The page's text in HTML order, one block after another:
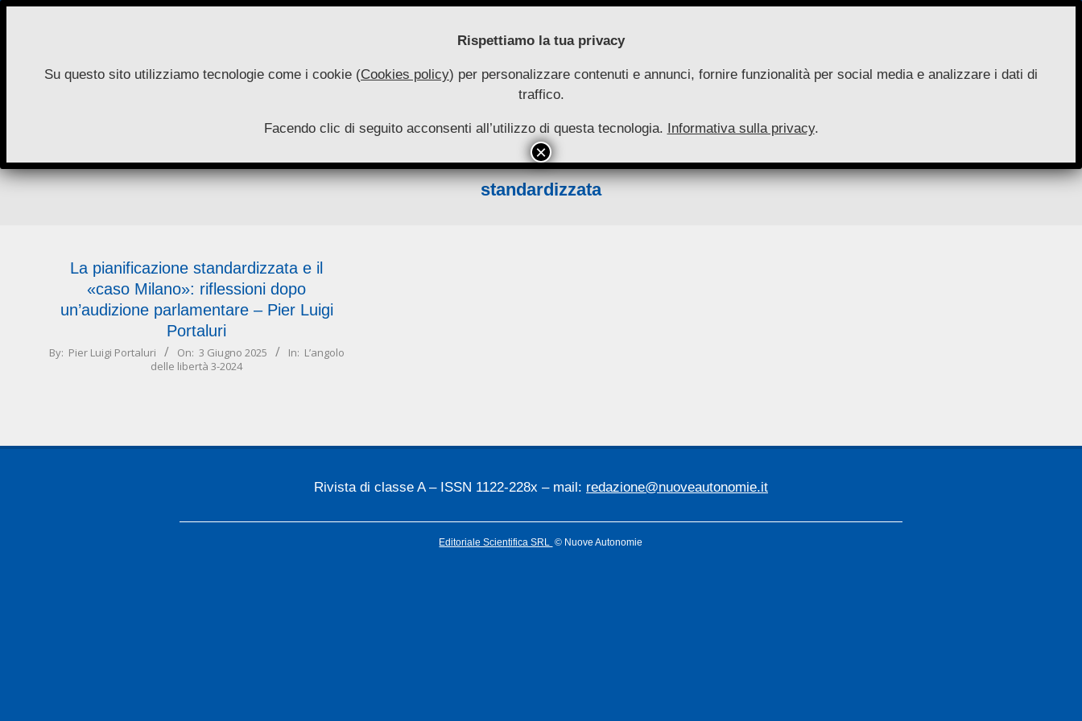
Skip
Autonomie
Primary
Navigation
Menu
COLLANA ARCHIVIO
standardizzata
La pianificazione standardizzata e il
«caso Milano»: riflessioni dopo
un’audizione parlamentare – Pier Luigi
Portaluri
2025-
By: Pier Luigi Portaluri On: 3 Giugno 2025 In: L’angolo
delle libertà 3-2024
Rivista di classe A – ISSN 1122-228x – mail: redazione@nuoveautonomie.it
Editoriale Scientifica SRL © Nuove Autonomie
Rispettiamo la tua privacy
Su questo sito utilizziamo tecnologie come i cookie (Cookies policy) per personalizzare contenuti e annunci, fornire funzionalità per social media e analizzare i dati di
traffico.
Facendo clic di seguito acconsenti all’utilizzo di questa tecnologia. Informativa sulla privacy.